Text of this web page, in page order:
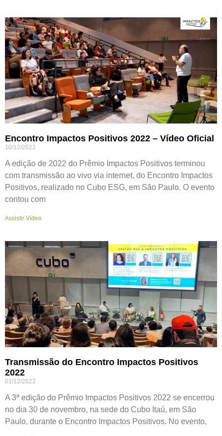
Encontro Impactos Positivos 2022 – Vídeo Oficial
10/12/2022
A edição de 2022 do Prêmio Impactos Positivos terminou
com transmissão ao vivo via internet, do Encontro Impactos
Positivos, realizado no Cubo ESG, em São Paulo. O evento
contou com
Assistir Vídeo
Transmissão do Encontro Impactos Positivos
2022
01/12/2022
A 3ª edição do Prêmio Impactos Positivos 2022 se encerrou
no dia 30 de novembro, na sede do Cubo Itaú, em São
Paulo, durante o Encontro Impactos Positivos. No evento,